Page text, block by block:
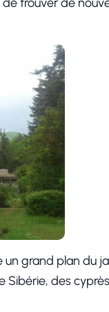
un grand plan du
Sibérie, des